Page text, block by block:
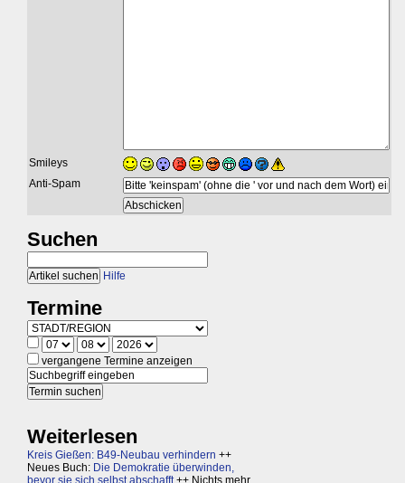
Smileys
Anti-Spam
Suchen
Hilfe
Termine
vergangene Termine anzeigen
Weiterlesen
Kreis Gießen: B49-Neubau verhindern ++
Neues Buch: Die Demokratie überwinden,